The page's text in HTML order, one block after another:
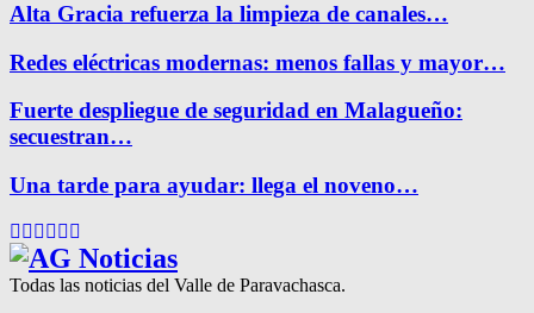
Alta Gracia refuerza la limpieza de canales…
Redes eléctricas modernas: menos fallas y mayor…
Fuerte despliegue de seguridad en Malagueño:
secuestran…
Una tarde para ayudar: llega el noveno…
Facebook
Twitter
Instagram
Pinterest
Google
Todas las noticias del Valle de Paravachasca.